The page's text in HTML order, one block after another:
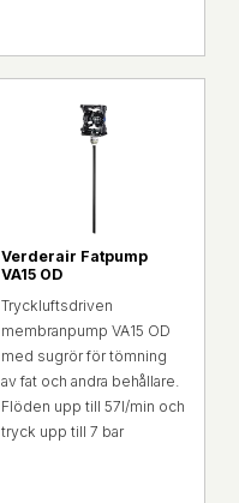
Verderair Fatpump
VA15 OD
Tryckluftsdriven
membranpump VA15 OD
med sugrör för tömning
av fat och andra behållare.
Flöden upp till 57l/min och
tryck upp till 7 bar